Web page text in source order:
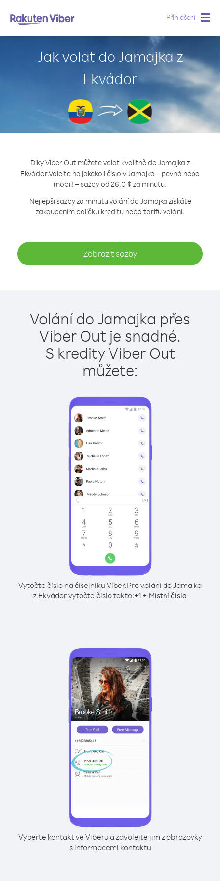
Přihlášení
Jak volat do Jamajka z
Ekvádor
Díky Viber Out můžete volat kvalitně do Jamajka z
Ekvádor.Volejte na jakékoli číslo v Jamajka – pevná nebo
mobil! – sazby od 26.0 ¢ za minutu.
Nejlepší sazby za minutu volání do Jamajka získáte
zakoupením balíčku kreditu nebo tarifu volání.
Zobrazit sazby
Volání do Jamajka přes
Viber Out je snadné.
S kredity Viber Out
můžete:
Vytočte číslo na číselníku Viber.Pro volání do Jamajka
z Ekvádor vytočte číslo takto:+1 + Místní číslo
Vyberte kontakt ve Viberu a zavolejte jim z obrazovky
s informacemi kontaktu